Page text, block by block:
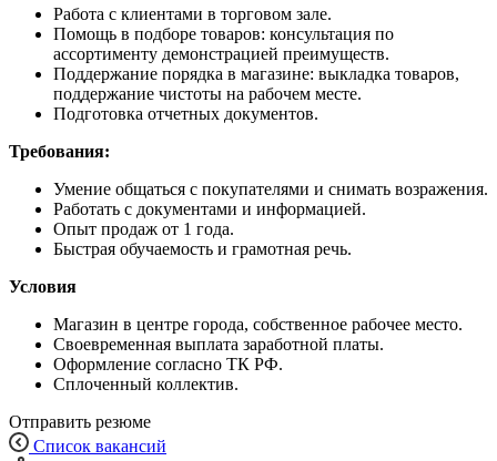
Работа с клиентами в торговом зале.
Помощь в подборе товаров: консультация по
ассортименту демонстрацией преимуществ.
Поддержание порядка в магазине: выкладка товаров,
поддержание чистоты на рабочем месте.
Подготовка отчетных документов.
Требования:
Умение общаться с покупателями и снимать возражения.
Работать с документами и информацией.
Опыт продаж от 1 года.
Быстрая обучаемость и грамотная речь.
Условия
Магазин в центре города, собственное рабочее место.
Своевременная выплата заработной платы.
Оформление согласно ТК РФ.
Сплоченный коллектив.
Отправить резюме
Список вакансий